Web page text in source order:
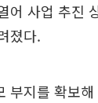
어 사업 추진
졌다.
부지를 확보